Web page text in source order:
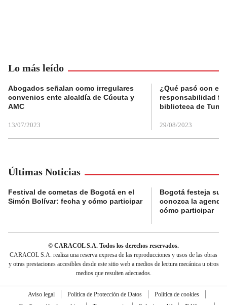
Lo más leído
Abogados señalan como irregulares
convenios ente alcaldía de Cúcuta y
AMC
13/07/2023
¿Qué pasó con el
responsabilidad
biblioteca de
29/08/2023
Últimas Noticias
Festival de cometas de Bogotá en el
Simón Bolívar: fecha y cómo participar
Bogotá festeja su
conozca la
cómo participar
© CARACOL S.A. Todos los derechos reservados.
CARACOL S.A. realiza una reserva expresa de las reproducciones y usos de las obras
y otras prestaciones accesibles desde este sitio web a medios de lectura mecánica u otros
medios que resulten adecuados.
Aviso legal Política de Protección de Datos
Política de cookies